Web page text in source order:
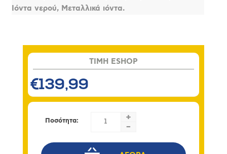
Ιόντα νερού, Μεταλλικά ιόντα.
TIMH ESHOP
€139,99
Ποσότητα:
+
-